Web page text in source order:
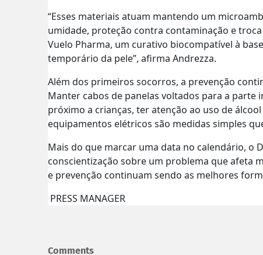
“Esses materiais atuam mantendo um
umidade, proteção contra contaminação e
Vuelo Pharma, um curativo biocompatível à
temporário da pele”, afirma Andrezza.
Além dos primeiros socorros, a prevenção
Manter cabos de panelas voltados para a
próximo a crianças, ter atenção ao uso de
equipamentos elétricos são medidas simples
Mais do que marcar uma data no calendário, o
conscientização sobre um problema que afeta
e prevenção continuam sendo as melhores
PRESS MANAGER
Comments